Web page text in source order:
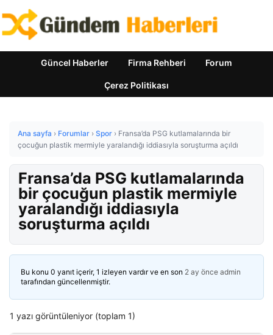
Güncel Haberler Firma Rehberi Forum
Çerez Politikası
Ana sayfa › Forumlar › Spor › Fransa’da PSG kutlamalarında bir
çocuğun plastik mermiyle yaralandığı iddiasıyla soruşturma açıldı
Fransa’da PSG kutlamalarında
bir çocuğun plastik mermiyle
yaralandığı iddiasıyla
soruşturma açıldı
Bu konu 0 yanıt içerir, 1 izleyen vardır ve en son 2 ay önce admin
tarafından güncellenmiştir.
1 yazı görüntüleniyor (toplam 1)